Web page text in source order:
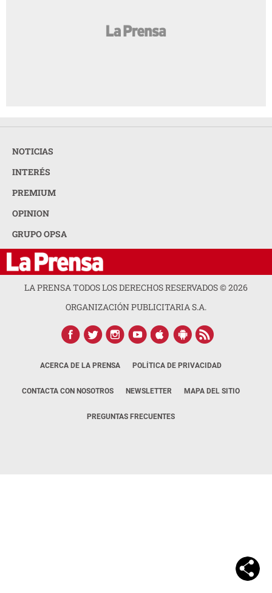
NOTICIAS
INTERÉS
PREMIUM
OPINION
GRUPO OPSA
LA PRENSA TODOS LOS DERECHOS RESERVADOS ©2026
ORGANIZACIÓN PUBLICITARIA S.A.
ACERCA DE LA PRENSA POLÍTICA DE PRIVACIDAD
CONTACTA CON NOSOTROS NEWSLETTER MAPA DEL SITIO
PREGUNTAS FRECUENTES